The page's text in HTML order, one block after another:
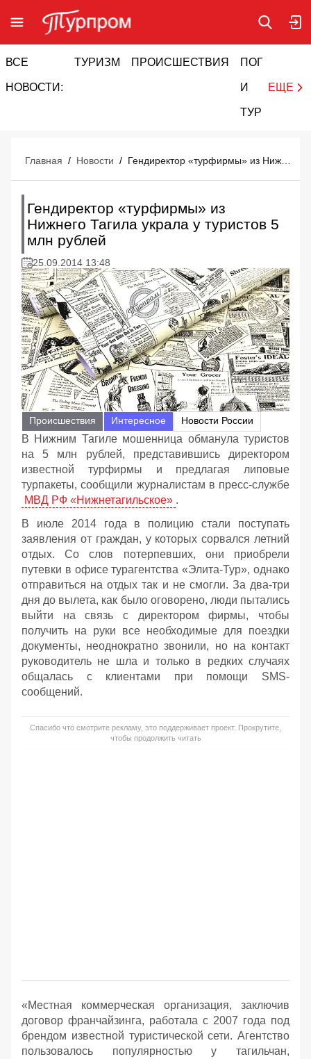
ВСЕ
НОВОСТИ:
ТУРИЗМ ПРОИСШЕСТВИЯ ПОГОДА
И
ТУРИЗМ
ЕЩЕ
Главная / Новости /
Гендиректор «турфирмы» из
Нижнего Тагила украла у туристов 5
млн рублей
25.09.2014 13:48
Происшествия Интересное Новости России
В Нижним Тагиле мошенница обманула туристов
на 5 млн рублей, представившись директором
известной турфирмы и предлагая липовые
турпакеты, сообщили журналистам в пресс-службе
МВД РФ «Нижнетагильское» .
В июле 2014 года в полицию стали поступать
заявления от граждан, у которых сорвался летний
отдых. Со слов потерпевших, они приобрели
путевки в офисе турагентства «Элита-Тур», однако
отправиться на отдых так и не смогли. За два-три
дня до вылета, как было оговорено, люди пытались
выйти на связь с директором фирмы, чтобы
получить на руки все необходимые для поездки
документы, неоднократно звонили, но на контакт
руководитель не шла и только в редких случаях
общалась с клиентами при помощи SMS-
сообщений.
Спасибо что смотрите рекламу, это поддерживает проект. Прокрутите,
чтобы продолжить читать
«Местная коммерческая организация, заключив
договор франчайзинга, работала с 2007 года под
брендом известной туристической сети. Агентство
пользовалось популярностью у тагильчан,